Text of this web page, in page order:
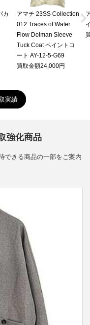
カ
アマチ 23SS Collection
012 Traces of Water
Flow Dolman Sleeve
Tuck Coat ペイントコ
ート AY-12-5-G69
買取金額24,000円

実績
強化商品
できる商品の一部をご案内